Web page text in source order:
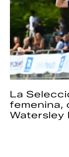
La
femenina,
Watersley